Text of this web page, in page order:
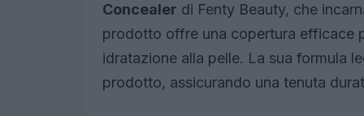
Concealer di Fenty Beauty, che
prodotto offre una copertura efficace
idratazione alla pelle. La sua formula
prodotto, assicurando una tenuta